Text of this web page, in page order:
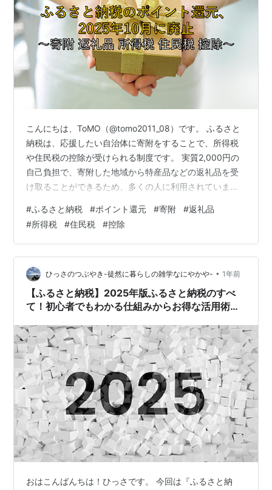
こんにちは、ToMO（@tomo2011_08）です。 ふるさと
納税は、応援したい自治体に寄附をすることで、所得税
や住民税の控除が受けられる制度です。 実質2,000円の
自己負担で、寄附した地域から特産品などの返礼品を受
け取ることができるため、多くの人に利用されていま
話になった地方団体に寄附を行い、地方を応援し、活性
化させることを目的としています。 ふるさと納税につい
ては、以下の記事を参照してください。
tomokutchi.hatenablog.com ふるさと納税の寄附をする
際に、ポイントが付与されるケースがありましたが、ポ
イント付与など…
#ふるさと納税 #ポイント還元 #寄附 #返礼品
#所得税 #住民税 #控除
ひっさのつぶやき-徒然に暮らしの雑学なにやかや- • 1年前
【ふるさと納税】2025年版ふるさと納税のすべ
て！初心者でもわかる仕組みからお得な活用術ま
おはこんばんちは！ひっさです。 今回は『ふるさと納